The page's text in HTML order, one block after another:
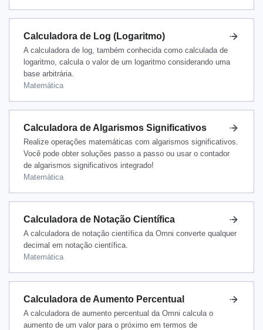
Calculadora de Log (Logaritmo)
A calculadora de log, também conhecida como calculada de
logaritmo, calcula o valor de um logaritmo considerando uma
base arbitrária.
Matemática
Calculadora de Algarismos Significativos
Realize operações matemáticas com algarismos significativos.
Você pode obter soluções passo a passo ou usar o contador
de algarismos significativos integrado!
Matemática
Calculadora de Notação Científica
A calculadora de notação científica da Omni converte qualquer
decimal em notação científica.
Matemática
Calculadora de Aumento Percentual
A calculadora de aumento percentual da Omni calcula o
aumento de um valor para o próximo em termos de